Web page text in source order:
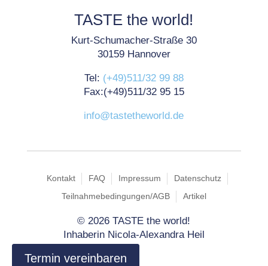
Termin vereinbaren
TASTE the world!
Kurt-Schumacher-Straße 30
30159 Hannover
Tel: (+49)511/32 99 88
Fax:(+49)511/32 95 15
info@tastetheworld.de
Kontakt FAQ Impressum
Datenschutz
Teilnahmebedingungen/AGB
Artikel
©2026 TASTE the world!
Inhaberin Nicola-Alexandra Heil